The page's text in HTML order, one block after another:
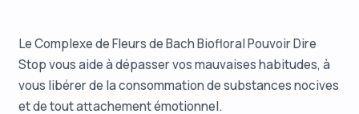
Le Complexe de Fleurs de Bach Biofloral Pouvoir Dire
Stop vous aide à dépasser vos mauvaises habitudes, à
vous libérer de la consommation de substances nocives
et de tout attachement émotionnel.